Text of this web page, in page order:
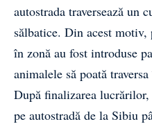
autostrada traversează un
sălbatice. Din acest
în zonă au fost introduse
animalele să poată
După finalizarea
pe autostradă de la Sibiu